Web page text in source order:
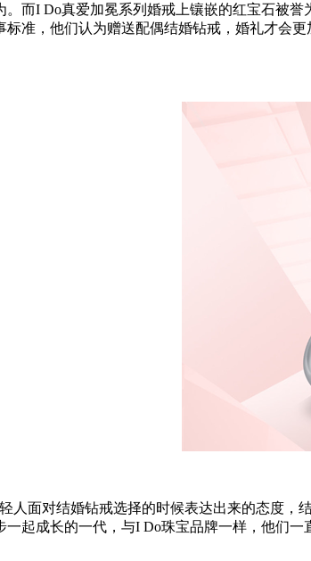
而I Do真爱加冕系列婚戒上镶嵌的红宝石被
准，他们认为赠送配偶结婚钻戒，婚礼才会
面对结婚钻戒选择的时候表达出来的态度，
起成长的一代，与I Do珠宝品牌一样，他们一